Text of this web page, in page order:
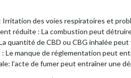
Irritation des voies respiratoires et
réduite : La combustion peut
quantité de CBD ou CBG inhalée peut
Le manque de réglementation peut
l’acte de fumer peut entraîner une